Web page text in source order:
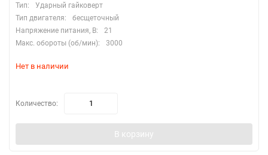
Тип:
Ударный гайковерт
Тип двигателя:
бесщеточный
Напряжение питания, В:
21
Макс. обороты (об/мин):
3000
Нет в наличии
Количество:
В корзину